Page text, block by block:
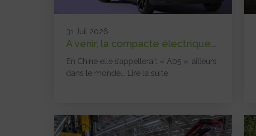
31 Juil 2026
A venir, la compacte électrique...
En Chine elle s’appellerait « A05 », ailleurs
dans le monde... Lire la suite